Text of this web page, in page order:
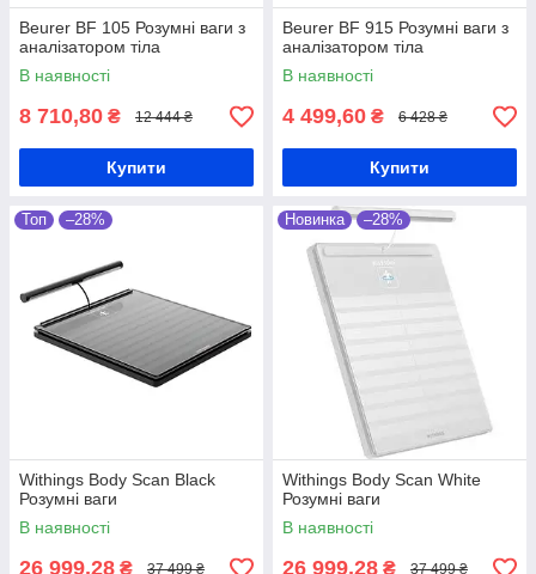
Beurer BF 105 Розумні ваги з
аналізатором тіла
В наявності
8 710,80 ₴ 12 444 ₴
Купити
Beurer BF 915 Розумні ваги з
аналізатором тіла
В наявності
4 499,60 ₴ 6 428 ₴
Купити
Топ –28%
Withings Body Scan Black
Розумні ваги
В наявності
26 999,28 ₴ 37 499 ₴
Новинка –28%
Withings Body Scan White
Розумні ваги
В наявності
26 999,28 ₴ 37 499 ₴